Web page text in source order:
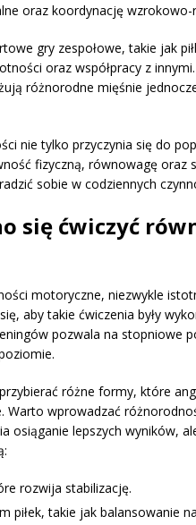
oraz koordynację wzrokowo-
gry zespołowe, takie jak
oraz współpracy z
różnorodne mięśnie
nie tylko przyczynia się do
fizyczną, równowagę oraz
sobie w codziennych
się ćwiczyć
motoryczne, niezwykle
aby takie ćwiczenia były
pozwala na stopniowe
różne formy, które
Warto wprowadzać
osiąganie lepszych wyników,
rozwija stabilizację.
piłek, takie jak balansowanie